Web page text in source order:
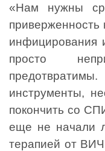
«Нам нужны
инфицирования
просто
инструменты,
покончить со
еще не начали
терапией от